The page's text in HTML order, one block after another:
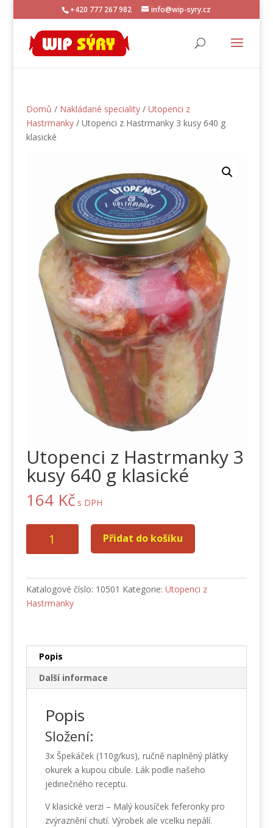
+420 777 267 982 info@wip-syry.cz
Domů / Nakládané speciality/ Utopenci z
Hastrmanky/ Utopenci z Hastrmanky 3 kusy 640 g
klasické
Utopenci z Hastrmanky 3
kusy 640 g klasické
164 Kč s DPH
kusy
640
množství
Přidat do košíku
Katalogové číslo: 10501 Kategorie: Utopenci z
Hastrmanky
Popis
Další informace
Popis
Složení:
3x Špekáček (110g/kus), ručně naplněný plátky
okurek a kupou cibule. Lák podle našeho
jedinečného receptu.
V klasické verzi – Malý kousíček feferonky pro
zvýraznění chutí. Výrobek ale vcelku nepálí.